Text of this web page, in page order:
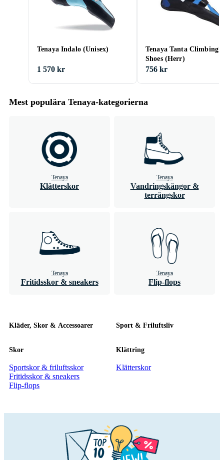
Tenaya Indalo (Unisex)
1 570 kr
Tenaya Tanta Climbing
Shoes (Herr)
756 kr
Mest populära Tenaya-kategorierna
Tenaya
Klätterskor
Tenaya
Vandringskängor &
terrängskor
Tenaya
Fritidsskor & sneakers
Tenaya
Flip-flops
Kläder, Skor & Accessoarer
Skor
Sportskor & friluftsskor
Fritidsskor & sneakers
Flip-flops
Sport & Friluftsliv
Klättring
Klätterskor